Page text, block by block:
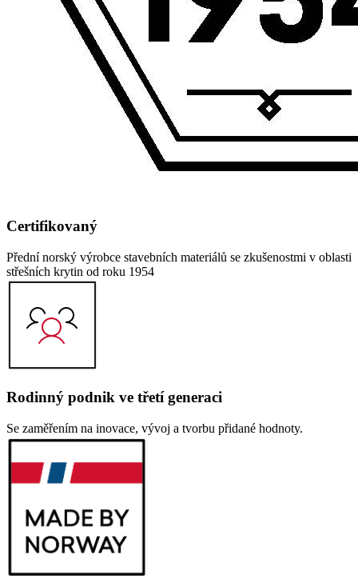
Certifikovaný
Přední norský výrobce stavebních materiálů se zkušenostmi v oblasti
střešních krytin od roku 1954
Rodinný podnik ve třetí generaci
Se zaměřením na inovace, vývoj a tvorbu přidané hodnoty.